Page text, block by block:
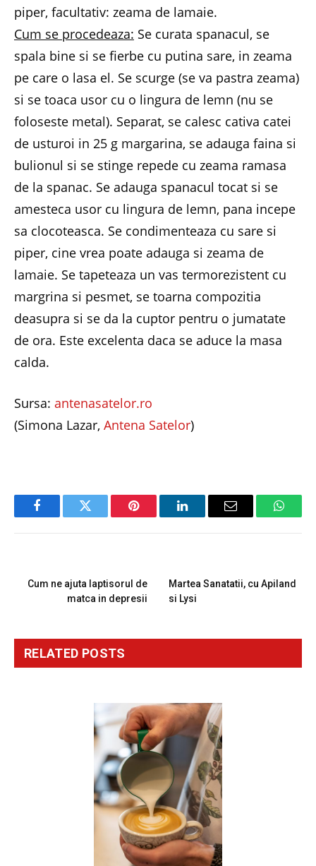
piper, facultativ: zeama de lamaie.
Cum se procedeaza: Se curata spanacul, se
spala bine si se fierbe cu putina sare, in zeama
pe care o lasa el. Se scurge (se va pastra zeama)
si se toaca usor cu o lingura de lemn (nu se
foloseste metal). Separat, se calesc cativa catei
de usturoi in 25 g margarina, se adauga faina si
bulionul si se stinge repede cu zeama ramasa
de la spanac. Se adauga spanacul tocat si se
amesteca usor cu lingura de lemn, pana incepe
sa clocoteasca. Se condimenteaza cu sare si
piper, cine vrea poate adauga si zeama de
lamaie. Se tapeteaza un vas termorezistent cu
margrina si pesmet, se toarna compozitia
deasupra si se da la cuptor pentru o jumatate
de ora. Este excelenta daca se aduce la masa
calda.
Sursa: antenasatelor.ro
(Simona Lazar, Antena Satelor)
FacebookTwitter Pinterest LinkedInEmail
Cum ne ajuta laptisorul de
matca in depresii
Martea Sanatatii, cu Apiland
si Lysi
RELATED POSTS